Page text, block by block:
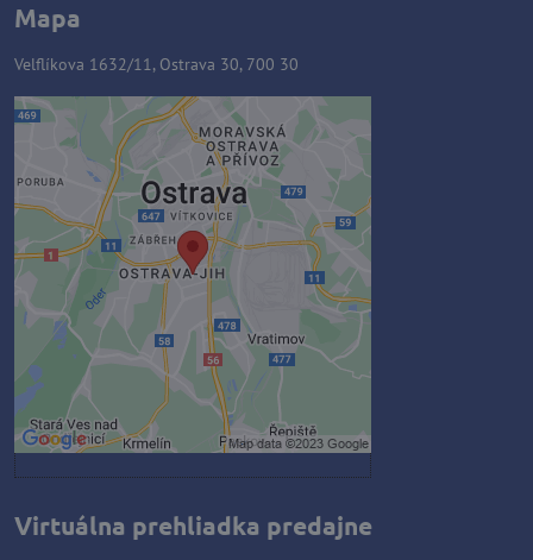
Mapa
Velflíkova 1632/11, Ostrava 30, 700 30
Externý obsah je blokovaný
Voľbami súkromia
Prajete si načítať externý obsah?
Povoliť tentokrát
Povoliť a zapamätať - súhlas s
druhom cookie: Funkčné
Otvoriť obsah v novom okne
Virtuálna prehliadka predajne